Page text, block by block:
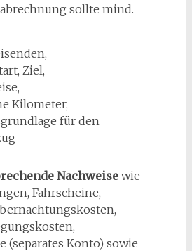
sollte mind.
Ziel,
Kilometer,
für den
Nachweisewie
Fahrscheine,
(separates Konto) sowie